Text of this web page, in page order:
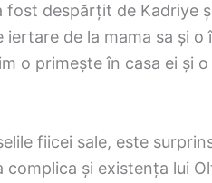
fost despărțit de Kadriye
de la mama sa și o
o primește în casa ei și
fiicei sale, este
și existența lui